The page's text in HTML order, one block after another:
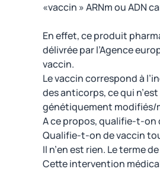
«vaccin » ARNm ou ADN
En effet, ce produit
délivrée par l’Agence
vaccin.
Le vaccin correspond à
des anticorps, ce qui
génétiquement modifiés/
A ce propos, qualifie-t-on
Qualifie-t-on de vaccin
Il n’en est rien. Le terme
Cette intervention